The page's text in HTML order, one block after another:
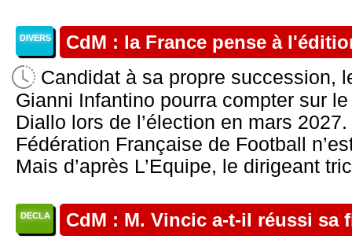
DIVERS CdM : la France pense à
Candidat à sa propre succession,
Gianni Infantino pourra compter sur
Diallo lors de l’élection en mars
Fédération Française de Football
Mais d’après L’Equipe, le dirigeant
DECLA CdM : M. Vincic a-t-il réussi sa